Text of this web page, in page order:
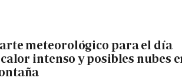
meteorológico para el día
intenso y posibles nubes